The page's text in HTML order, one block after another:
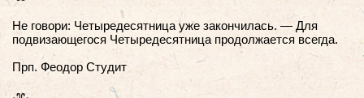
Не говори: Четыредесятница уже закончилась. — Для
подвизающегося Четыредесятница продолжается всегда.
Прп. Феодор Студит